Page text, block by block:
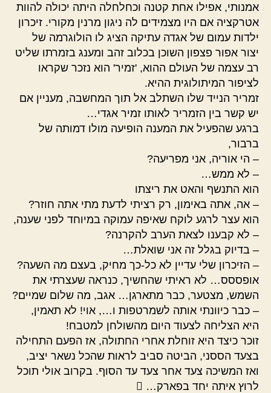
אמנותי, אפילו אחת קטנה וכחלחלה היתה יכולה להוות
אטרקציה אם היו מצמידים לה ניגון מרנין מקורי. זיכרון
ילדות עמום של אגדה עתיקה הציג לו הולוגרמה של
יצור אפור פצפון השוכן בכלוב זהב ומענג בזמרתו שליט
רב עצמה של העולם ההוא, 'זמיר' הוא נזכר שקראו
לציפור המיתולוגית ההיא.
זמריר הנייד שלו השתלב אל תוך המחשבה, מעניין אם
יש קשר בין הזמריר לאותו זמיר אגדי…
ברגע שהפעיל את המענה הופיעה מולו דמותה של
ברבור,
– הי אוריה, אני מפריעה?
– לא ממש…
הוא התנשף והאט את ריצתו
– אה, אתה באימון, רק רציתי לדעת מתי אתה חוזר?
הוא עצר לרגע לוקח שאיפה עמוקה במיוחד לפני שענה,
– לא קבענו לצאת הערב להקרנה?
– בדיוק בגלל זה אני שואלת…
– הזיכרון שלי עדיין לא כל-כך מחיק, בעצם מה השעה?
אופססס… לא ראיתי שהחשיך, כנראה שעצרתי את
השמש, מצטער, כבר מתארגן… אגב, מה שלום שמיים?
– כבר כיוונתי אותה לשמרטפות ו…, אוי! לא תאמין,
היא הצליחה לצעוד היום מהשולחן למטבח!
זוכר כיצד היא זוחלת אחרי החתולה, אז הפעם התחילה
בצעד הססני, הביטה סביב לראות שהכל נשאר יציב,
ואז המשיכה צעד אחר צעד עד הסוף. בקרוב אולי תוכל
לרוץ איתה יחד בפארק… 